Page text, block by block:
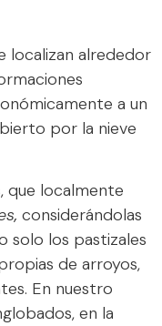
alrededor
a un
por la nieve
que localmente
, considerándolas
solo los pastizales
de arroyos,
En nuestro
en la